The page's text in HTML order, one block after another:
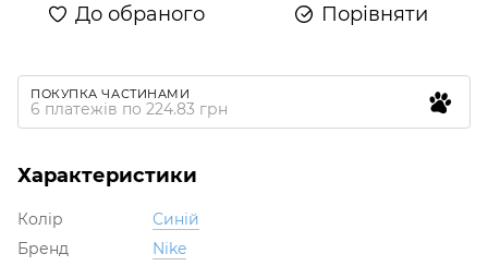
До обраного Порівняти
ПОКУПКА ЧАСТИНАМИ
6 платежів по 224.83 грн
Характеристики
Колір
Синій
Бренд
Nike